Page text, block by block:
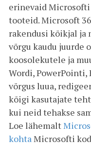
erinevaid
tooteid. Microsoft
rakendusi kõikjal ja
võrgu kaudu juurde
koosolekutele ja
Wordi, PowerPointi,
võrgus luua,
kõigi kasutajate
kui neid tehakse
Loe lähemalt
kohtaMicrosofti